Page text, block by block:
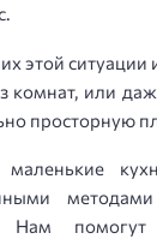
этой ситуации
комнат, или
просторную
Нам помогут